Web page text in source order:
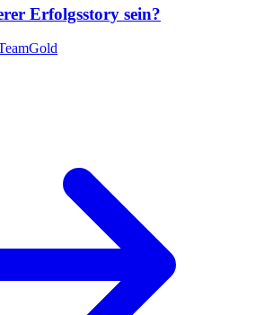
Erfolgsstory sein?